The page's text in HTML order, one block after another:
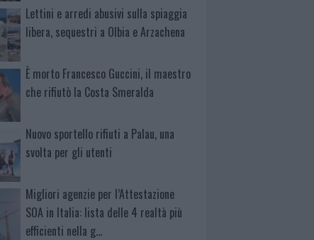
Lettini e arredi abusivi sulla spiaggia
libera, sequestri a Olbia e Arzachena
È morto Francesco Guccini, il maestro
che rifiutò la Costa Smeralda
Nuovo sportello rifiuti a Palau, una
svolta per gli utenti
Migliori agenzie per l’Attestazione
SOA in Italia: lista delle 4 realtà più
efficienti nella g…